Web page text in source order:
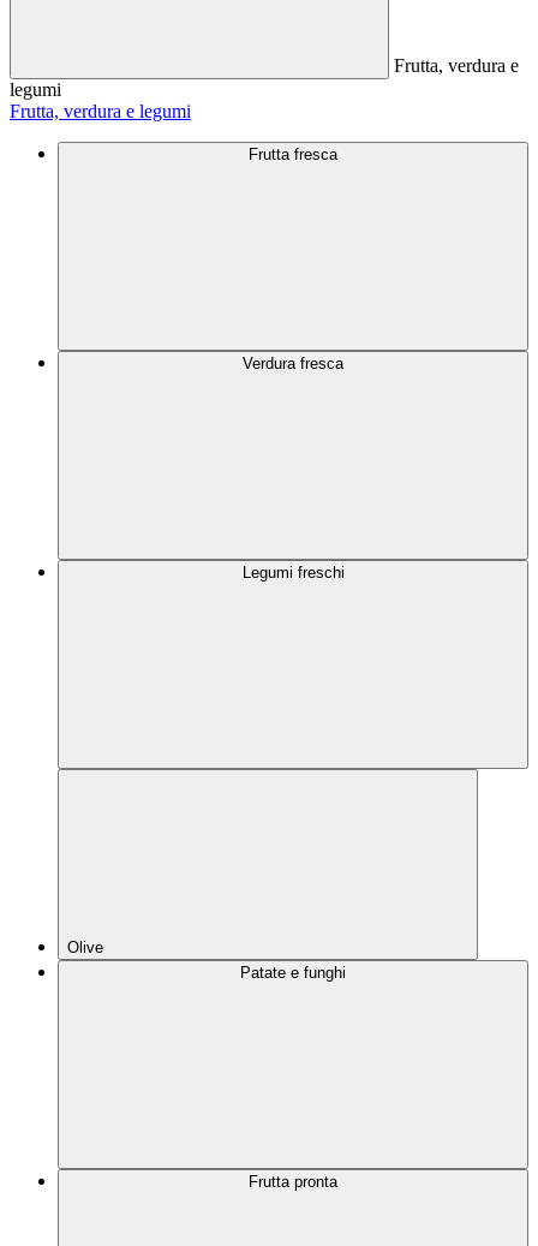
Frutta, verdura e
legumi
Frutta, verdura e legumi
Frutta fresca
Verdura fresca
Legumi freschi
Olive
Patate e funghi
Frutta pronta